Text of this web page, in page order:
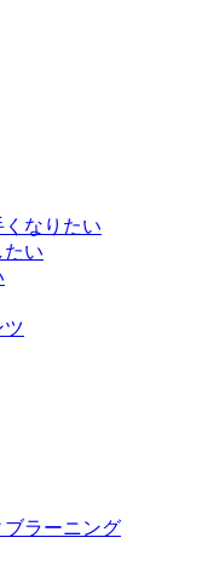
なりたい
い
ツ
ラーニング